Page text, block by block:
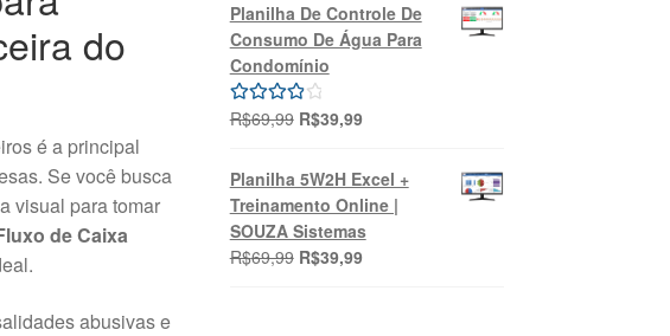
do
é a principal
Se você busca
visual para tomar
de Caixa
abusivas e
era:
R$49,90.
é:
R$39,90.
Planilha De Controle De
Consumo De Água Para
Condomínio
Avaliação
R$69,99 O
original
era:
R$69,99.
R$39,99O
atual
é:
R$39,99.
Planilha 5W2H Excel +
Treinamento Online |
SOUZA Sistemas
R$69,99 O
R$39,99O